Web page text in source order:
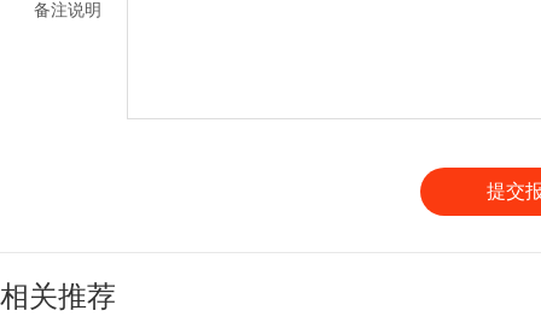
备注说明
提交
相关推荐